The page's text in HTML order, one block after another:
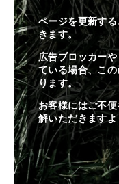
ページを更新す
きます。
広告ブロッカー
ている場合、こ
ります。
お客様にはご不
解いただきます